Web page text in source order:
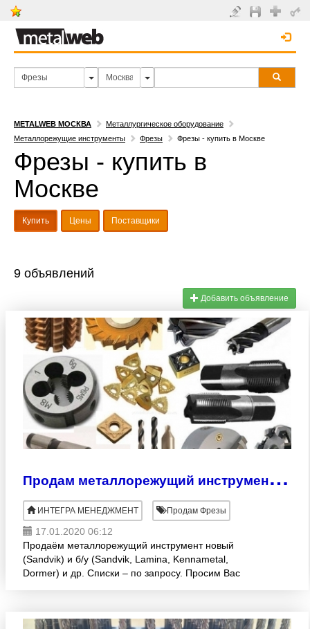
METALWEB МОСКВА
Металлургическое оборудование
Металлорежущие инструменты
Фрезы Фрезы - купить в Москве
Фрезы - купить в
Москве
Купить Цены Поставщики
9 объявлений
Добавить объявление
П
родам металлорежущий инструмент новый (Sandvik) и б/у (Sandvik, Kannemetal, Dormer, Lamina)
ИНТЕГРА МЕНЕДЖМЕНТ Продам Фрезы
17.01.2020 06:12
Продаём металлорежущий инструмент новый
(Sandvik) и б/у (Sandvik, Lamina, Kennametal,
Dormer) и др. Списки – по запросу. Просим Вас